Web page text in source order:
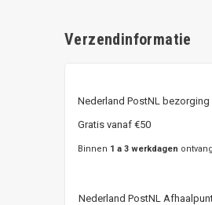
Verzendinformatie
Nederland PostNL
Gratis vanaf €50
Binnen 1 a 3 werkdagen
Nederland PostNL